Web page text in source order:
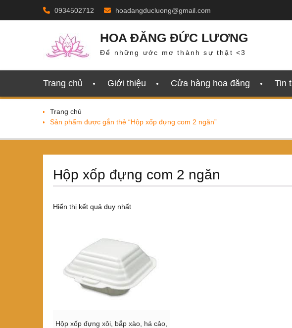
0934502712 hoadangducluong@gmail.com
HOA ĐĂNG ĐỨC LƯƠNG
Để những ước mơ thành sự thật <3
Trang chủ Giới thiệu Cửa hàng hoa đăng Tin
Trang chủ
Sản phẩm được gắn thẻ “Hộp xốp đựng com 2 ngăn”
Hộp xốp đựng com 2 ngăn
Hiển thị kết quả duy nhất
Hộp xốp đựng xôi, bắp xào, há cảo,